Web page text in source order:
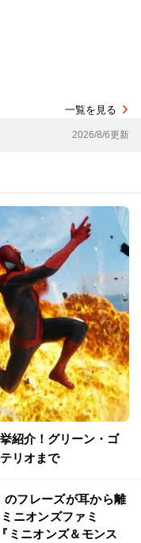
一覧を見る
2026/8/6更新
紹介！グリーン・ゴ
リオまで
のフレーズが耳から離
ニオンズファミ
ミニオンズ＆モンス